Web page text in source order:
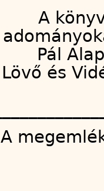
A
Pál
Lövő és
A